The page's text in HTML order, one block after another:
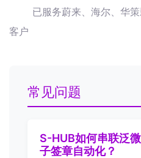
已服务蔚来、海尔、华
客户
常见问题
S-HUB如何串联泛
子签章自动化？